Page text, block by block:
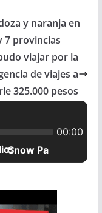
y naranja en
7 provincias
viajar por la
de viajes a
325.000 pesos